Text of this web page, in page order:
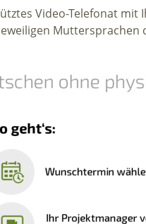
Video-Telefonat mit
Muttersprachen